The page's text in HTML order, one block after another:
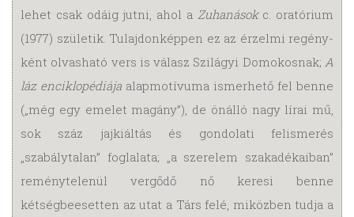
lehet csak odáig jutni, ahol a Zuhanásokc. oratórium
(1977) születik. Tulajdonképpen ez az érzelmi regény­
ként olvasható vers is válasz Szilágyi Domokosnak; A
láz enciklopédiája alapmotívuma ismerhető fel ben­ne
(„még egy emelet magány”), de önálló nagy lírai mű,
sok száz jajkiáltás és gondolati fel­is­merés
„szabálytalan” foglalata; „a szerelem szakadékaiban”
reménytelenül vergődő nő keresi benne
kétségbeesetten az utat a Társ felé, miközben tudja a